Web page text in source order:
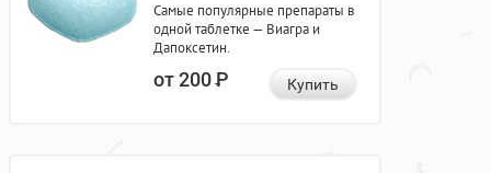
Самые популярные препараты в
одной таблетке — Виагра и
Дапоксетин.
от 200Р Купить